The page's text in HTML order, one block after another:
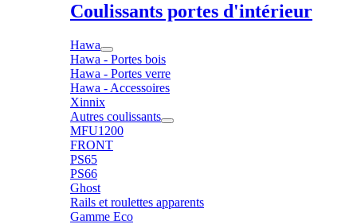
Coulissants portes d'intérieur
Hawa
Hawa - Portes bois
Hawa - Portes verre
Hawa - Accessoires
Xinnix
Autres coulissants
MFU1200
FRONT
PS65
PS66
Ghost
Rails et roulettes apparents
Gamme Eco